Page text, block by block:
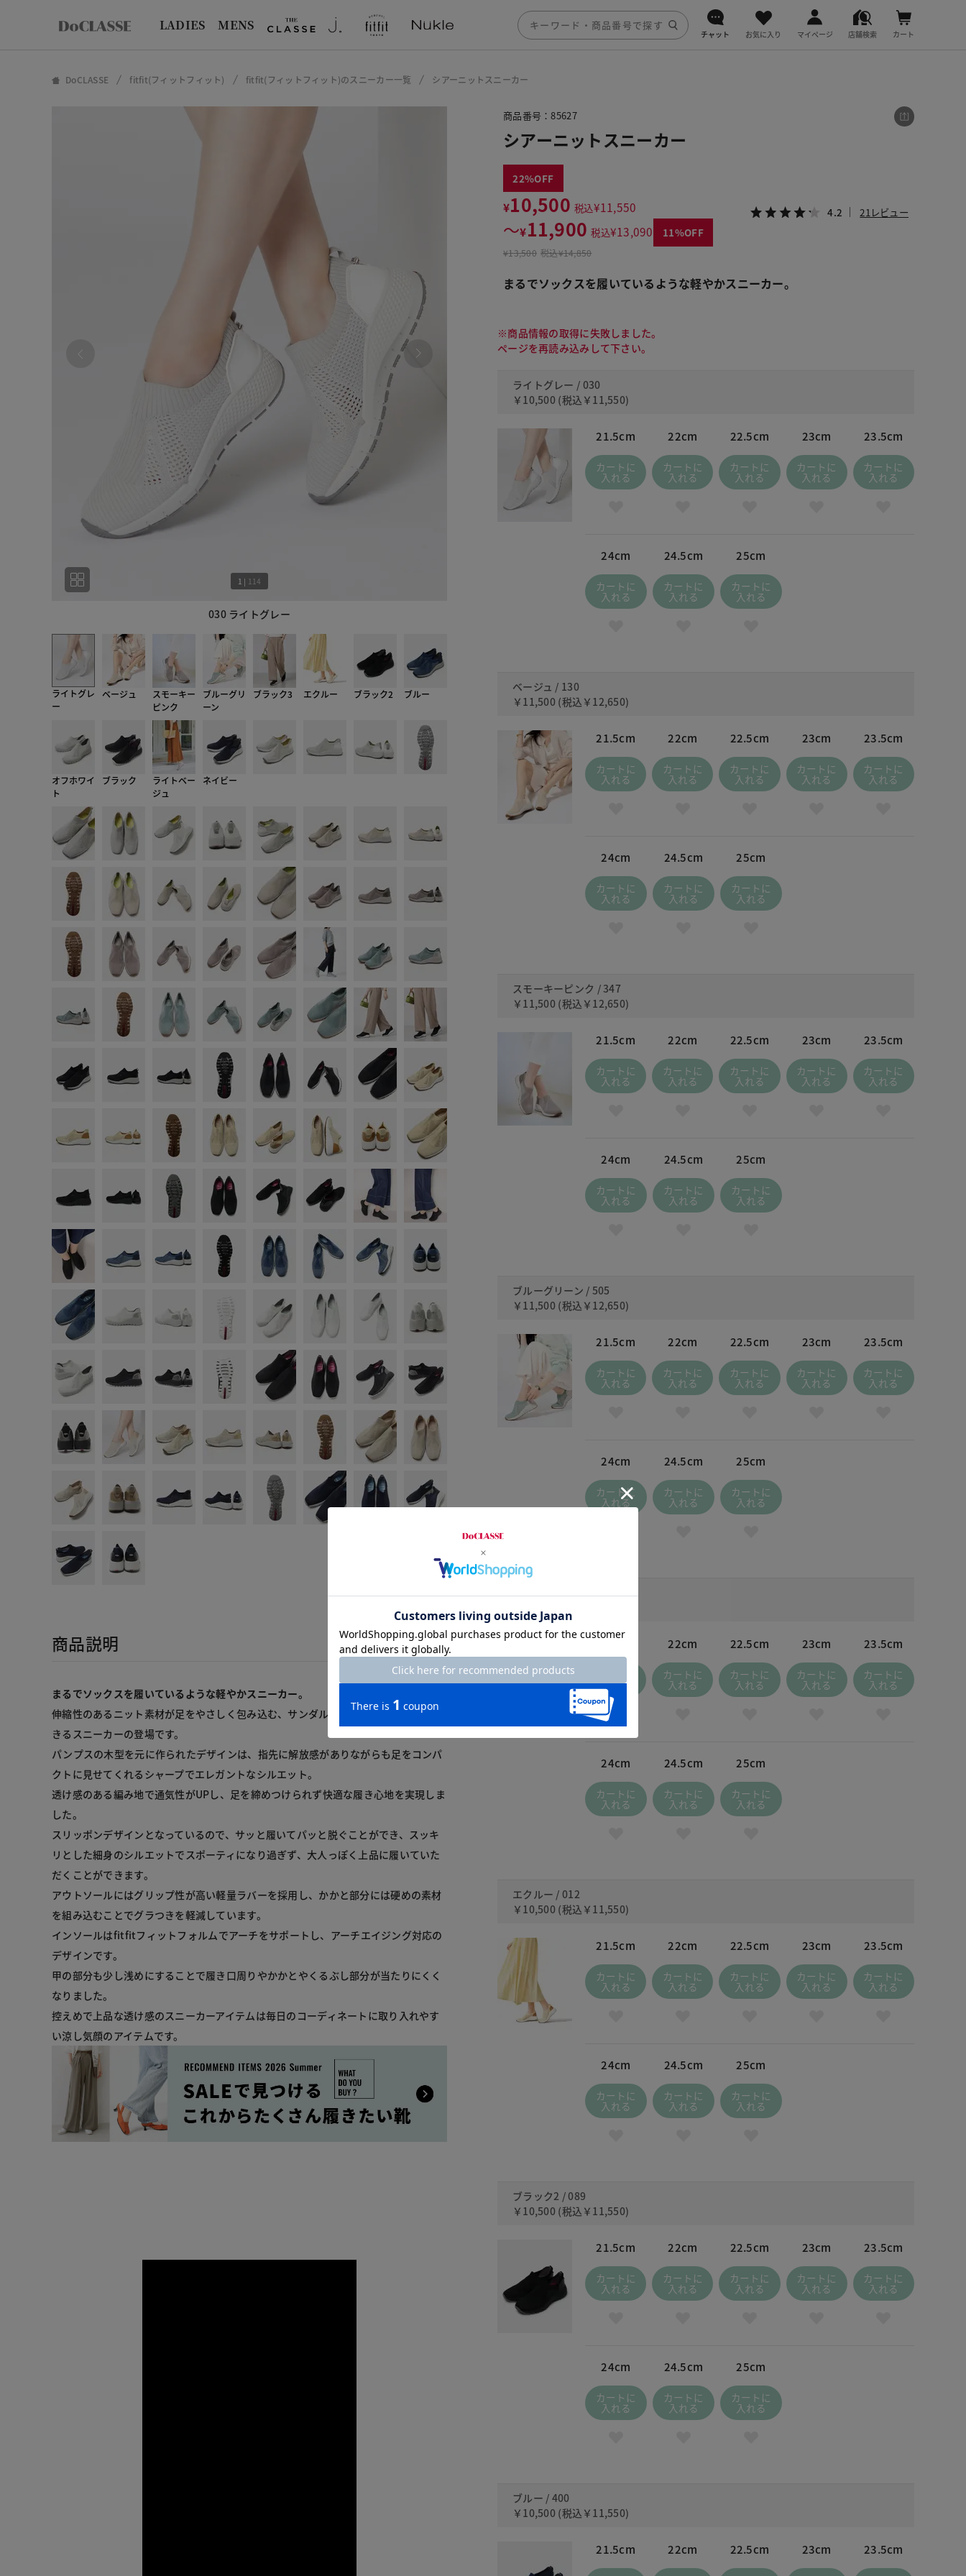
LADIES MENS
チャット お気に入り マイページ 店舗検索 カート
DoCLASSE fitfit(フィットフィット) fitfit(フィットフィット)のスニーカー一覧 シアーニットスニーカー
030 ライトグレー 130 ベージュ
1 | 114
ライトグレ
ー
ベージュ
スモーキー
ピンク
ブルーグリ
ーン
ブラック3 エクルー ブラック2 ブルー
オフホワイ
ト
ブラック
ライトベー
ジュ
ネイビー
商品説明
まるでソックスを履いているような軽やかスニーカー。
伸縮性のあるニット素材が足をやさしく包み込む、サンダル代わりにも履くことがで
きるスニーカーの登場です。
パンプスの木型を元に作られたデザインは、指先に解放感がありながらも足をコンパ
クトに見せてくれるシャープでエレガントなシルエット。
透け感のある編み地で通気性がUPし、足を締めつけられず快適な履き心地を実現しま
した。
スリッポンデザインとなっているので、サッと履いてパッと脱ぐことができ、スッキ
リとした細身のシルエットでスポーティになり過ぎず、大人っぽく上品に履いていた
だくことができます。
アウトソールにはグリップ性が高い軽量ラバーを採用し、かかと部分には硬めの素材
を組み込むことでグラつきを軽減しています。
インソールはfitfitフィットフォルムでアーチをサポートし、アーチエイジング対応の
デザインです。
甲の部分も少し浅めにすることで履き口周りやかかとやくるぶし部分が当たりにくく
なりました。
控えめで上品な透け感のスニーカーアイテムは毎日のコーディネートに取り入れやす
商品番号：85627
シアーニットスニーカー
22
¥10,500 税込¥11,550
〜¥11,900 税込¥13,090 11
¥13,500 税込¥14,850
4.2 21レビュー
まるでソックスを履いているような軽やかスニーカー。
※商品情報の取得に失敗しました。
ページを再読み込みして下さい。
ライトグレー / 030
￥10,500 (税込 ￥11,550)
21.5cm
カートに
入れる
22cm
カートに
入れる
22.5cm
カートに
入れる
23cm
カートに
入れる
23.5cm
カートに
入れる
24cm
カートに
入れる
24.5cm
カートに
入れる
25cm
カートに
入れる
ベージュ / 130
￥11,500 (税込 ￥12,650)
21.5cm
カートに
入れる
22cm
カートに
入れる
22.5cm
カートに
入れる
23cm
カートに
入れる
23.5cm
カートに
入れる
24cm
カートに
入れる
24.5cm
カートに
入れる
25cm
カートに
入れる
スモーキーピンク / 347
￥11,500 (税込 ￥12,650)
21.5cm
カートに
入れる
22cm
カートに
入れる
22.5cm
カートに
入れる
23cm
カートに
入れる
23.5cm
カートに
入れる
24cm
カートに
入れる
24.5cm
カートに
入れる
25cm
カートに
入れる
ブルーグリーン / 505
￥11,500 (税込 ￥12,650)
21.5cm
カートに
入れる
22cm
カートに
入れる
22.5cm
カートに
入れる
23cm
カートに
入れる
23.5cm
カートに
入れる
24cm
カートに
入れる
24.5cm
カートに
入れる
25cm
カートに
入れる
21.5cm
入れる
22cm
カートに
入れる
22.5cm
カートに
入れる
23cm
カートに
入れる
23.5cm
カートに
入れる
24cm
カートに
入れる
24.5cm
カートに
入れる
25cm
カートに
入れる
エクルー / 012
￥10,500 (税込 ￥11,550)
21.5cm
カートに
入れる
22cm
カートに
入れる
22.5cm
カートに
入れる
23cm
カートに
入れる
23.5cm
カートに
入れる
24cm
カートに
入れる
24.5cm
カートに
入れる
25cm
カートに
入れる
ブラック2 / 089
￥10,500 (税込 ￥11,550)
21.5cm
カートに
入れる
22cm
カートに
入れる
22.5cm
カートに
入れる
23cm
カートに
入れる
23.5cm
カートに
入れる
24cm
カートに
入れる
24.5cm
カートに
入れる
25cm
カートに
入れる
ブルー / 400
￥10,500 (税込 ￥11,550)
21.5cm 22cm 22.5cm 23cm 23.5cm